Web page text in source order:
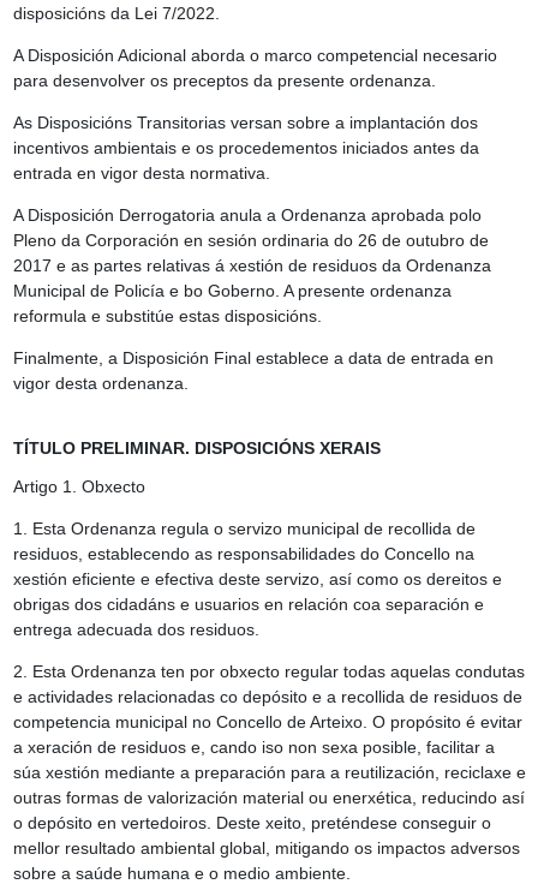
disposicións da Lei 7/2022.
A Disposición Adicional aborda o marco competencial necesario
para desenvolver os preceptos da presente ordenanza.
As Disposicións Transitorias versan sobre a implantación dos
incentivos ambientais e os procedementos iniciados antes da
entrada en vigor desta normativa.
A Disposición Derrogatoria anula a Ordenanza aprobada polo
Pleno da Corporación en sesión ordinaria do 26 de outubro de
2017 e as partes relativas á xestión de residuos da Ordenanza
Municipal de Policía e bo Goberno. A presente ordenanza
reformula e substitúe estas disposicións.
Finalmente, a Disposición Final establece a data de entrada en
vigor desta ordenanza.
TÍTULO PRELIMINAR. DISPOSICIÓNS XERAIS
Artigo 1. Obxecto
1. Esta Ordenanza regula o servizo municipal de recollida de
residuos, establecendo as responsabilidades do Concello na
xestión eficiente e efectiva deste servizo, así como os dereitos e
obrigas dos cidadáns e usuarios en relación coa separación e
entrega adecuada dos residuos.
2. Esta Ordenanza ten por obxecto regular todas aquelas condutas
e actividades relacionadas co depósito e a recollida de residuos de
competencia municipal no Concello de Arteixo. O propósito é evitar
a xeración de residuos e, cando iso non sexa posible, facilitar a
súa xestión mediante a preparación para a reutilización, reciclaxe e
outras formas de valorización material ou enerxética, reducindo así
o depósito en vertedoiros. Deste xeito, preténdese conseguir o
mellor resultado ambiental global, mitigando os impactos adversos
sobre a saúde humana e o medio ambiente.